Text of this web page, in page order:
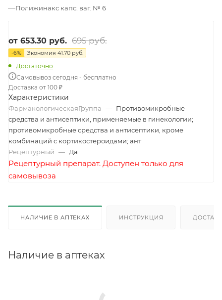
—Полижинакс капс. ваг. № 6
от 653.30 руб. 695 руб.
-6% Экономия 41.70 руб.
Достаточно
Самовывоз сегодня - бесплатно
Доставка от 100 ₽
Характеристики
ФармакологическаяГруппа — Противомикробные
средства и антисептики, применяемые в гинекологии;
противомикробные средства и антисептики, кроме
комбинаций с кортикостероидами; ант
Рецептурный — Да
Рецептурный препарат. Доступен только для
самовывоза
НАЛИЧИЕ В АПТЕКАХ ИНСТРУКЦИЯ
Наличие в аптеках